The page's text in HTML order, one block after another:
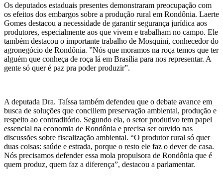
Os deputados estaduais presentes demonstraram preocupação com
os efeitos dos embargos sobre a produção rural em Rondônia. Laerte
Gomes destacou a necessidade de garantir segurança jurídica aos
produtores, especialmente aos que vivem e trabalham no campo. Ele
também destacou o importante trabalho de Mosquini, conhecedor do
agronegócio de Rondônia. ”Nós que moramos na roça temos que ter
alguém que conheça de roça lá em Brasília para nos representar. A
gente só quer é paz pra poder produzir”.
A deputada Dra. Taíssa também defendeu que o debate avance em
busca de soluções que conciliem preservação ambiental, produção e
respeito ao contraditório. Segundo ela, o setor produtivo tem papel
essencial na economia de Rondônia e precisa ser ouvido nas
discussões sobre fiscalização ambiental. “O produtor rural só quer
duas coisas: saúde e estrada, porque o resto ele faz o dever de casa.
Nós precisamos defender essa mola propulsora de Rondônia que é
quem produz, quem faz a diferença”, destacou a parlamentar.